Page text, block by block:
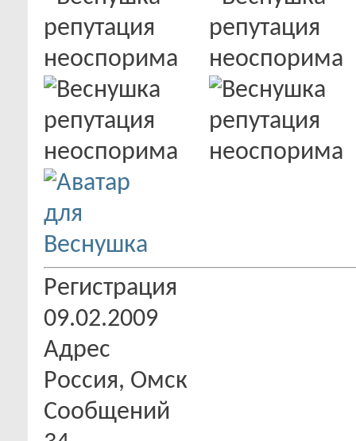
Регистрация
09.02.2009
Адрес
Россия, Омск
Сообщений